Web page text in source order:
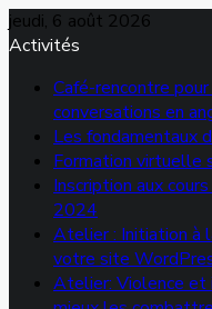
jeudi, 6 août 2026
Activités
Café-rencontre
conversations en
Les fondamentaux
Formation virtuelle
Inscription aux
2024
Atelier : Initiation à
votre site
Atelier: Violence et